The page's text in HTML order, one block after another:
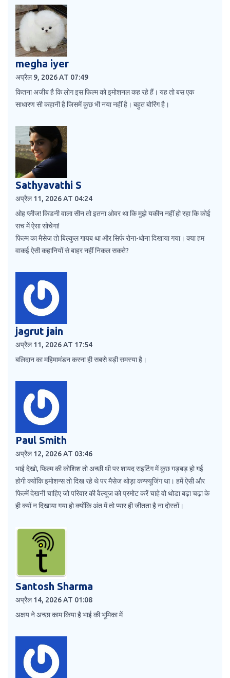
megha iyer
अप्रैल 9, 2026 AT 07:49
कितना अजीब है कि लोग इस फिल्म को इमोशनल कह रहे हैं। यह तो बस एक
साधारण सी कहानी है जिसमें कुछ भी नया नहीं है। बहुत बोरिंग है।
Sathyavathi S
अप्रैल 11, 2026 AT 04:24
ओह प्लीज! किडनी वाला सीन तो इतना ओवर था कि मुझे यकीन नहीं हो रहा कि कोई
सच में ऐसा सोचेगा!
फिल्म का मैसेज तो बिल्कुल गायब था और सिर्फ रोना-धोना दिखाया गया। क्या हम
वाकई ऐसी कहानियों से बाहर नहीं निकल सकते?
jagrut jain
अप्रैल 11, 2026 AT 17:54
बलिदान का महिमामंडन करना ही सबसे बड़ी समस्या है।
Paul Smith
अप्रैल 12, 2026 AT 03:46
भाई देखो, फिल्म की कोशिश तो अच्छी थी पर शायद राइटिंग में कुछ गड़बड़ हो गई
होगी क्योंकि इमोशन्स तो दिख रहे थे पर मैसेज थोड़ा कन्फ्यूजिंग था। हमें ऐसी और
फिल्में देखनी चाहिए जो परिवार की वैल्यूज को प्रमोट करें चाहे वो थोडा बढ़ा चढ़ा के
ही क्यों न दिखाया गया हो क्योंकि अंत में तो प्यार ही जीतता है ना दोस्तों।
Santosh Sharma
अप्रैल 14, 2026 AT 01:08
अक्षय ने अच्छा काम किया है भाई की भूमिका में